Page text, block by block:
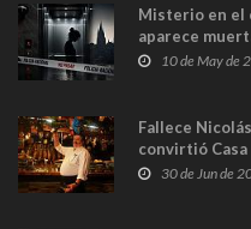
Misterio en el
aparece
y las cámaras
10 de May de
Fallece
convirtió
en Madrid
30 de Jun de